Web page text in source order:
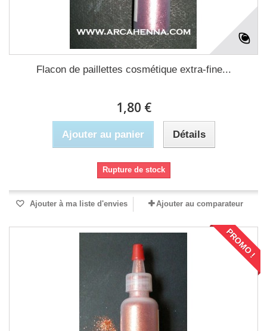
Flacon de paillettes cosmétique extra-fine...
1,80 €
Ajouter au panier Détails
Rupture de stock
Ajouter à ma liste d'envies Ajouter au comparateur
PROMO !